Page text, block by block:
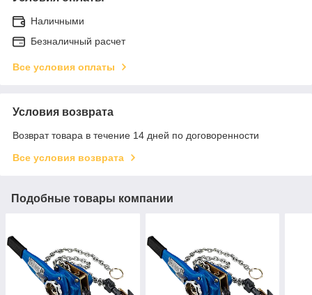
Наличными
Безналичный расчет
Все условия оплаты
Условия возврата
Возврат товара в течение 14 дней по договоренности
Все условия возврата
Подобные товары компании